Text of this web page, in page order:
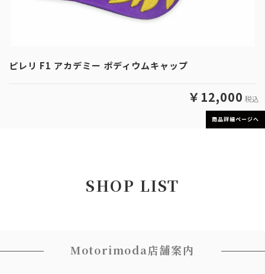
ピレリ F1 アカデミー ポディウムキャップ
￥12,000 税込
商品詳細ページへ
SHOP LIST
Motorimoda店舗案内